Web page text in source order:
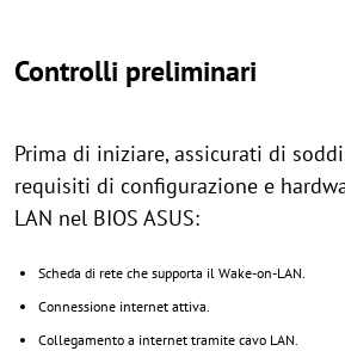
Controlli preliminari
Prima di iniziare, assicurati di
requisiti di configurazione e
LAN nel BIOS ASUS:
Scheda di rete che supporta il Wake-on-LAN.
Connessione internet attiva.
Collegamento a internet tramite cavo LAN.